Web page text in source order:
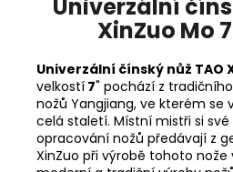
Univerzální
XinZuo Mo
Univerzální čínský nůž TAO
velkostí 7" pochází z
nožů Yangjiang, ve kterém se
celá staletí. Místní mistři si
opracování nožů předávají z
XinZuo při výrobě tohoto nože